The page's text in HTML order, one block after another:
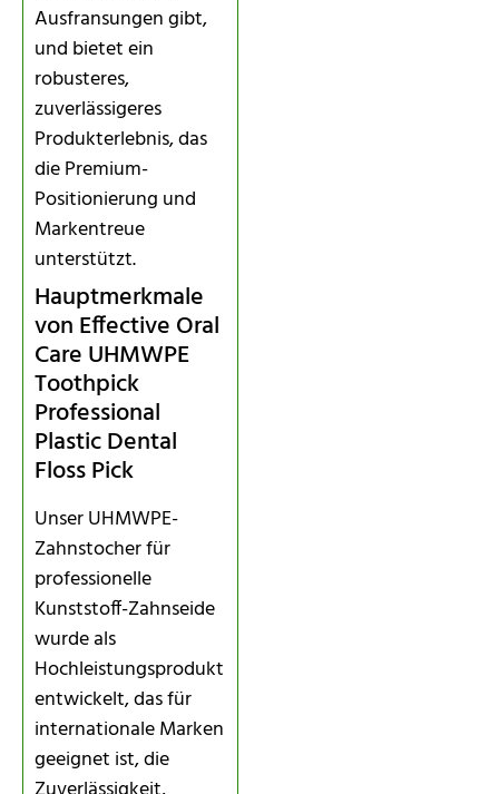
Ausfransungen gibt,
und bietet ein
robusteres,
zuverlässigeres
Produkterlebnis, das
die Premium-
Positionierung und
Markentreue
unterstützt.
Hauptmerkmale
von Effective Oral
Care UHMWPE
Toothpick
Professional
Plastic Dental
Floss Pick
Unser UHMWPE-
Zahnstocher für
professionelle
Kunststoff-Zahnseide
wurde als
Hochleistungsprodukt
entwickelt, das für
internationale Marken
geeignet ist, die